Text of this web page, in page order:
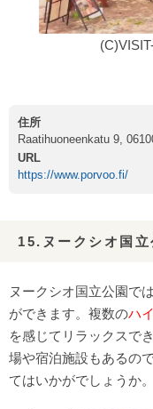
住所
Raatihuoneenkatu 9,
URL
https://www.porvoo.fi/
15.ヌークシオ国立
ヌークシオ国立公園で
ができます。複数のハ
を感じてリラックスで
場や宿泊施設もあるの
てはいかがでしょうか。